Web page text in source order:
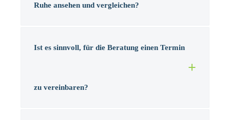
Ruhe ansehen und vergleichen?
Ist es sinnvoll, für die Beratung einen Termin
zu vereinbaren?